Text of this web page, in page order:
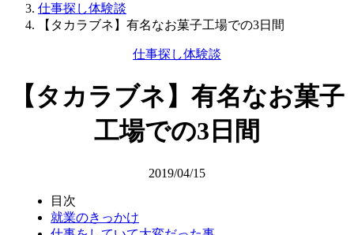
仕事探し体験談
【タカラブネ】有名なお菓子工場での3日間
仕事探し体験談
【タカラブネ】有名なお菓子
工場での3日間
2019/04/15
目次
就業のきっかけ